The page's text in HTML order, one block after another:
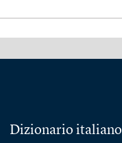
Dizionario italiano